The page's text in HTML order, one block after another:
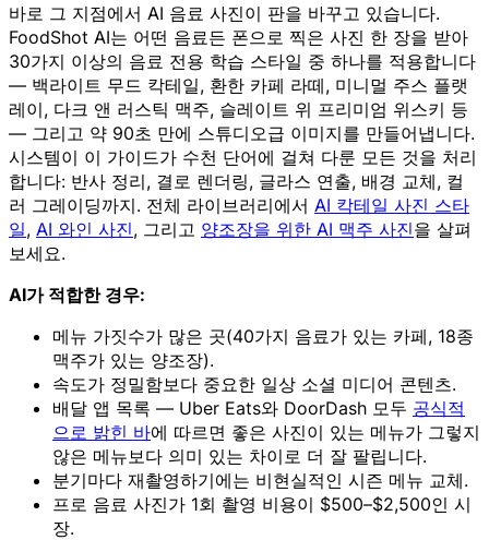
바로 그 지점에서 AI 음료 사진이 판을 바꾸고 있습니다.
FoodShot AI는 어떤 음료든 폰으로 찍은 사진 한 장을 받아
30가지 이상의 음료 전용 학습 스타일 중 하나를 적용합니다
— 백라이트 무드 칵테일, 환한 카페 라떼, 미니멀 주스 플랫
레이, 다크 앤 러스틱 맥주, 슬레이트 위 프리미엄 위스키 등
— 그리고 약 90초 만에 스튜디오급 이미지를 만들어냅니다.
시스템이 이 가이드가 수천 단어에 걸쳐 다룬 모든 것을 처리
합니다: 반사 정리, 결로 렌더링, 글라스 연출, 배경 교체, 컬
러 그레이딩까지. 전체 라이브러리에서 AI 칵테일 사진 스타
일, AI 와인 사진, 그리고 양조장을 위한 AI 맥주 사진을 살펴
보세요.
AI가 적합한 경우:
메뉴 가짓수가 많은 곳(40가지 음료가 있는 카페, 18종
맥주가 있는 양조장).
속도가 정밀함보다 중요한 일상 소셜 미디어 콘텐츠.
배달 앱 목록 — Uber Eats와 DoorDash 모두 공식적
으로 밝힌 바에 따르면 좋은 사진이 있는 메뉴가 그렇지
않은 메뉴보다 의미 있는 차이로 더 잘 팔립니다.
분기마다 재촬영하기에는 비현실적인 시즌 메뉴 교체.
프로 음료 사진가 1회 촬영 비용이 $500–$2,500인 시
장.